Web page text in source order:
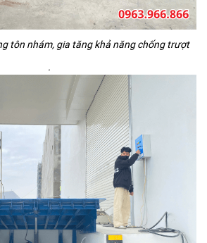
tôn nhám, gia tăng khả năng chống trượt
.